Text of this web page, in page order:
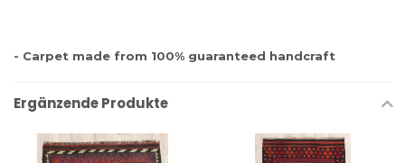
- Carpet made from 100% guaranteed handcraft
Ergänzende Produkte